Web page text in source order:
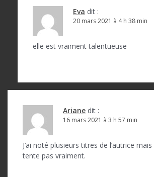
l
Eva dit :
20 mars 2021 à 4 h 38 min
elle est vraiment talentueuse
Ariane dit :
16 mars 2021 à 3 h 57 min
J’ai noté plusieurs titres de l’autrice
tente pas vraiment.